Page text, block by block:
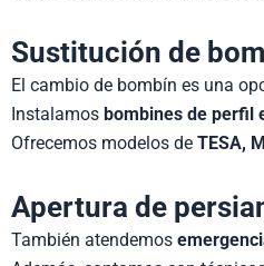
Sustitución de
El cambio de bombín es una
Instalamos bombines de perfil
Ofrecemos modelos de TESA,
Apertura de
También atendemos